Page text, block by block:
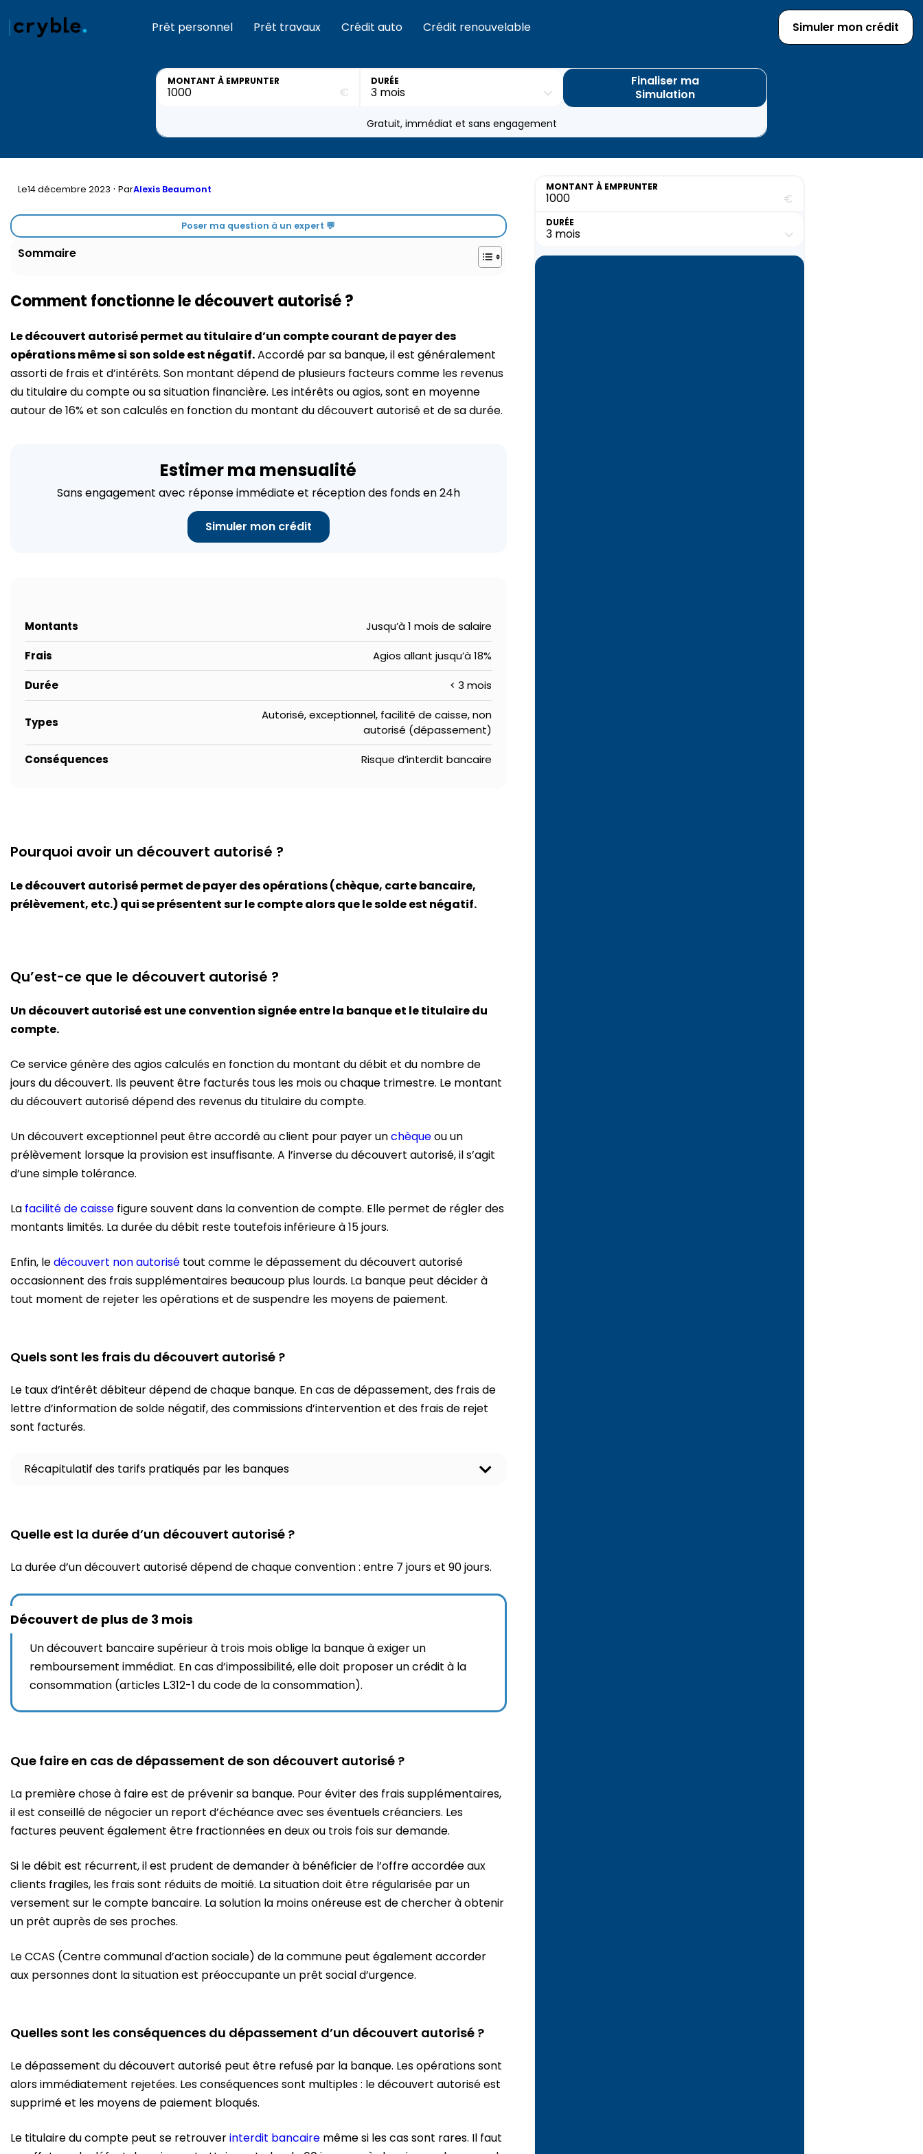
Prêt personnel Prêt travaux Crédit auto Crédit renouvelable Simuler mon crédit
MONTANT À EMPRUNTER
€
DURÉE
Finaliser ma
Simulation
Gratuit, immédiat et sans engagement
Le14 décembre 2023 · ParAlexis Beaumont
Poser ma question à un expert 💬
Sommaire
Comment fonctionne le découvert autorisé ?
Le découvert autorisé permet au titulaire d’un compte courant de payer des
opérations même si son solde est négatif.Accordé par sa banque, il est généralement
assorti de frais et d’intérêts. Son montant dépend de plusieurs facteurs comme les revenus
du titulaire du compte ou sa situation financière. Les intérêts ou agios, sont en moyenne
autour de 16% et son calculés en fonction du montant du découvert autorisé et de sa durée.
Estimer ma mensualité
Sans engagement avec réponse immédiate et réception des fonds en 24h
Simuler mon crédit
Montants Jusqu’à 1 mois de salaire
Frais Agios allant jusqu’à 18%
Durée < 3 mois
Types
Autorisé, exceptionnel, facilité de caisse, non
autorisé (dépassement)
Conséquences Risque d’interdit bancaire
Pourquoi avoir un découvert autorisé ?
Le découvert autorisé permet de payer des opérations (chèque, carte bancaire,
prélèvement, etc.) qui se présentent sur le compte alors que le solde est négatif.
Qu’est-ce que le découvert autorisé ?
Un découvert autorisé est une convention signée entre la banque et le titulaire du
compte.
Ce service génère des agios calculés en fonction du montant du débit et du nombre de
jours du découvert. Ils peuvent être facturés tous les mois ou chaque trimestre. Le montant
du découvert autorisé dépend des revenus du titulaire du compte.
Un découvert exceptionnel peut être accordé au client pour payer unchèqueou un
prélèvement lorsque la provision est insuffisante. A l’inverse du découvert autorisé, il s’agit
d’une simple tolérance.
La facilité de caisse figure souvent dans la convention de compte. Elle permet de régler des
montants limités. La durée du débit reste toutefois inférieure à 15 jours.
Enfin, ledécouvert non autorisé tout comme le dépassement du découvert autorisé
occasionnent des frais supplémentaires beaucoup plus lourds. La banque peut décider à
tout moment de rejeter les opérations et de suspendre les moyens de paiement.
Quels sont les frais du découvert autorisé ?
Le taux d’intérêt débiteur dépend de chaque banque. En cas de dépassement, des frais de
lettre d’information de solde négatif, des commissions d’intervention et des frais de rejet
sont facturés.
n
Récapitulatif des tarifs pratiqués par les banques
Quelle est la durée d’un découvert autorisé ?
La durée d’un découvert autorisé dépend de chaque convention : entre 7 jours et 90 jours.
Découvert de plus de 3 mois
Un découvert bancaire supérieur à trois mois oblige la banque à exiger un
remboursement immédiat. En cas d’impossibilité, elle doit proposer un crédit à la
consommation (articles L.312-1 du code de la consommation).
Que faire en cas de dépassement de son découvert autorisé ?
La première chose à faire est de prévenir sa banque. Pour éviter des frais supplémentaires,
il est conseillé de négocier un report d’échéance avec ses éventuels créanciers. Les
factures peuvent également être fractionnées en deux ou trois fois sur demande.
Si le débit est récurrent, il est prudent de demander à bénéficier de l’offre accordée aux
clients fragiles, les frais sont réduits de moitié. La situation doit être régularisée par un
versement sur le compte bancaire. La solution la moins onéreuse est de chercher à obtenir
un prêt auprès de ses proches.
Le CCAS (Centre communal d’action sociale) de la commune peut également accorder
aux personnes dont la situation est préoccupante un prêt social d’urgence.
Quelles sont les conséquences du dépassement d’un découvert autorisé ?
Le dépassement du découvert autorisé peut être refusé par la banque. Les opérations sont
alors immédiatement rejetées. Les conséquences sont multiples : le découvert autorisé est
supprimé et les moyens de paiement bloqués.
Le titulaire du compte peut se retrouverinterdit bancaire même si les cas sont rares. Il faut
MONTANT À EMPRUNTER
€
DURÉE